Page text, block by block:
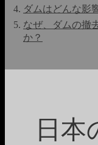
ダムはどんな影
なぜ、ダムの撤
か？
日